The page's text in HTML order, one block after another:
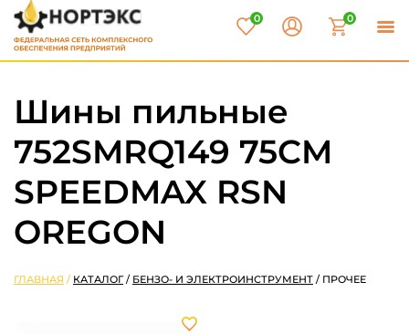
0 0
Шины пильные
752SMRQ149 75CM
SPEEDMAX RSN
OREGON
ГЛАВНАЯ / КАТАЛОГ/ БЕНЗО- И ЭЛЕКТРОИНСТРУМЕНТ / ПРОЧЕЕ